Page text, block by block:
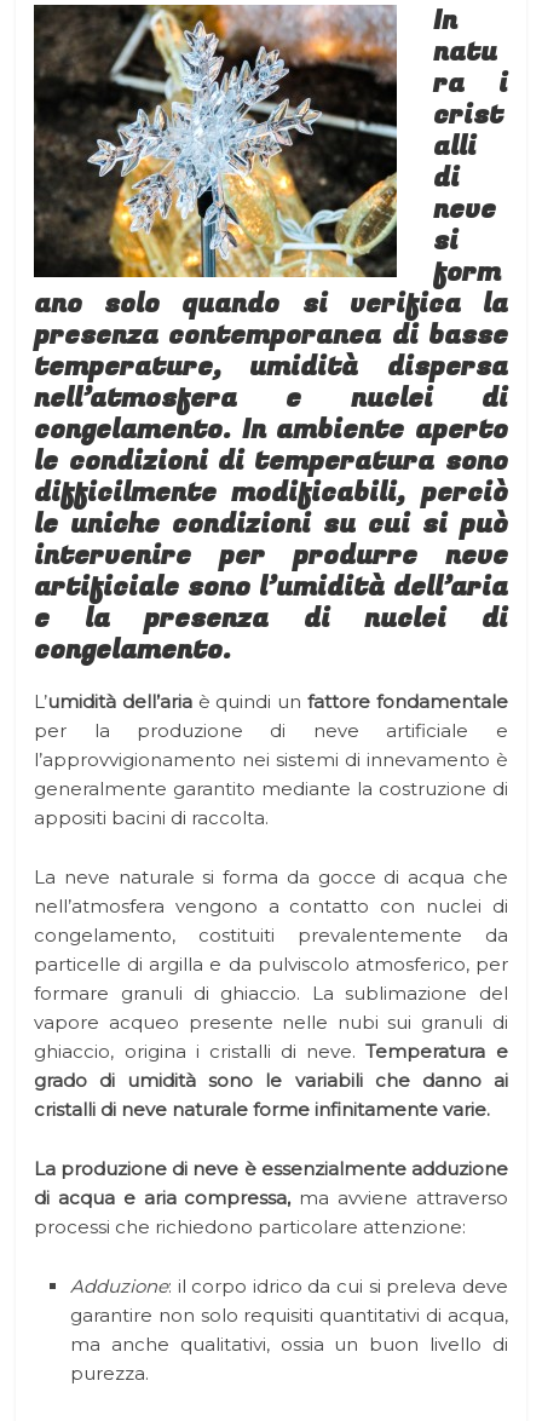
In
natu
ra i
crist
alli
di
neve
si
form
ano solo quando si verifica la
presenza contemporanea di basse
temperature, umidità dispersa
nell’atmosfera e nuclei di
congelamento. In ambiente aperto
le condizioni di temperatura sono
difficilmente modificabili, perciò
le uniche condizioni su cui si può
intervenire per produrre neve
artificiale sono l’umidità dell’aria
e la presenza di nuclei di
congelamento.
L’umidità dell’aria è quindi un fattore fondamentale
per la produzione di neve artificiale e
l’approvvigionamento nei sistemi di innevamento è
generalmente garantito mediante la costruzione di
appositi bacini di raccolta.
La neve naturale si forma da gocce di acqua che
nell’atmosfera vengono a contatto con nuclei di
congelamento, costituiti prevalentemente da
particelle di argilla e da pulviscolo atmosferico, per
formare granuli di ghiaccio. La sublimazione del
vapore acqueo presente nelle nubi sui granuli di
ghiaccio, origina i cristalli di neve.Temperatura e
grado di umidità sono le variabili che danno ai
cristalli di neve naturale forme infinitamente varie.
La produzione di neve è essenzialmente adduzione
di acqua e aria compressa,ma avviene attraverso
processi che richiedono particolare attenzione:
Adduzione: il corpo idrico da cui si preleva deve
garantire non solo requisiti quantitativi di acqua,
ma anche qualitativi, ossia un buon livello di
purezza.